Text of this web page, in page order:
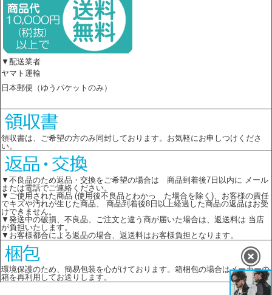
▼配送業者
ヤマト運輸
日本郵便（ゆうパケットのみ）
領収書は、ご希望の方のみ同封しております。お気軽にお申しつけくださ
い。
▼不良品のため返品・交換をご希望の場合は 商品到着後7日以内に メール
または電話でご連絡ください。
▼ご使用された商品 (使用後不良品とわかっ た場合を除く)、お客様の責任
でキズや汚れが生じた商品、 商品到着後8日以上経過した商品の返品はお受
けできません。
▼発送中の破損、不良品、ご注文と違う商が届いた場合は、返送料は 当店
が負担いたします。
▼お客様都合による返品の場合、返送料はお客様負担となります。
環境保護のため、簡易包装を心がけております。箱梱包の場合はメーカーの
箱を再利用してお送りします。